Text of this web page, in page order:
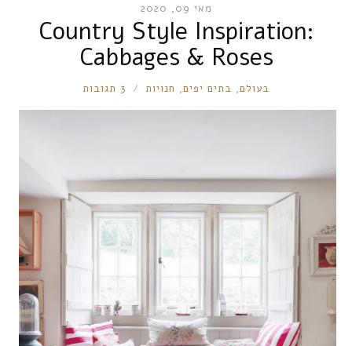
מאי 09, 2020
Country Style Inspiration:
Cabbages & Roses
RONNIE
בעולם, בתים יפים, חנויות 3 תגובות